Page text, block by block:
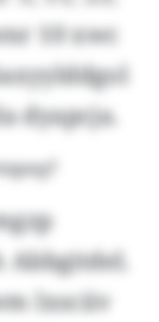
10 xwc
dyapcja.
lxsciiv